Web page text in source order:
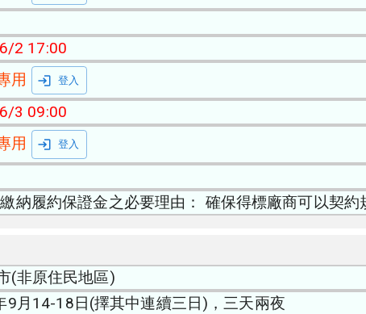
2 17:00
用 登入
3 09:00
用 登入
納履約保證金之必要理由： 確保得標廠商可以契約
(非原住民地區)
9月14-18日(擇其中連續三日)，三天兩夜